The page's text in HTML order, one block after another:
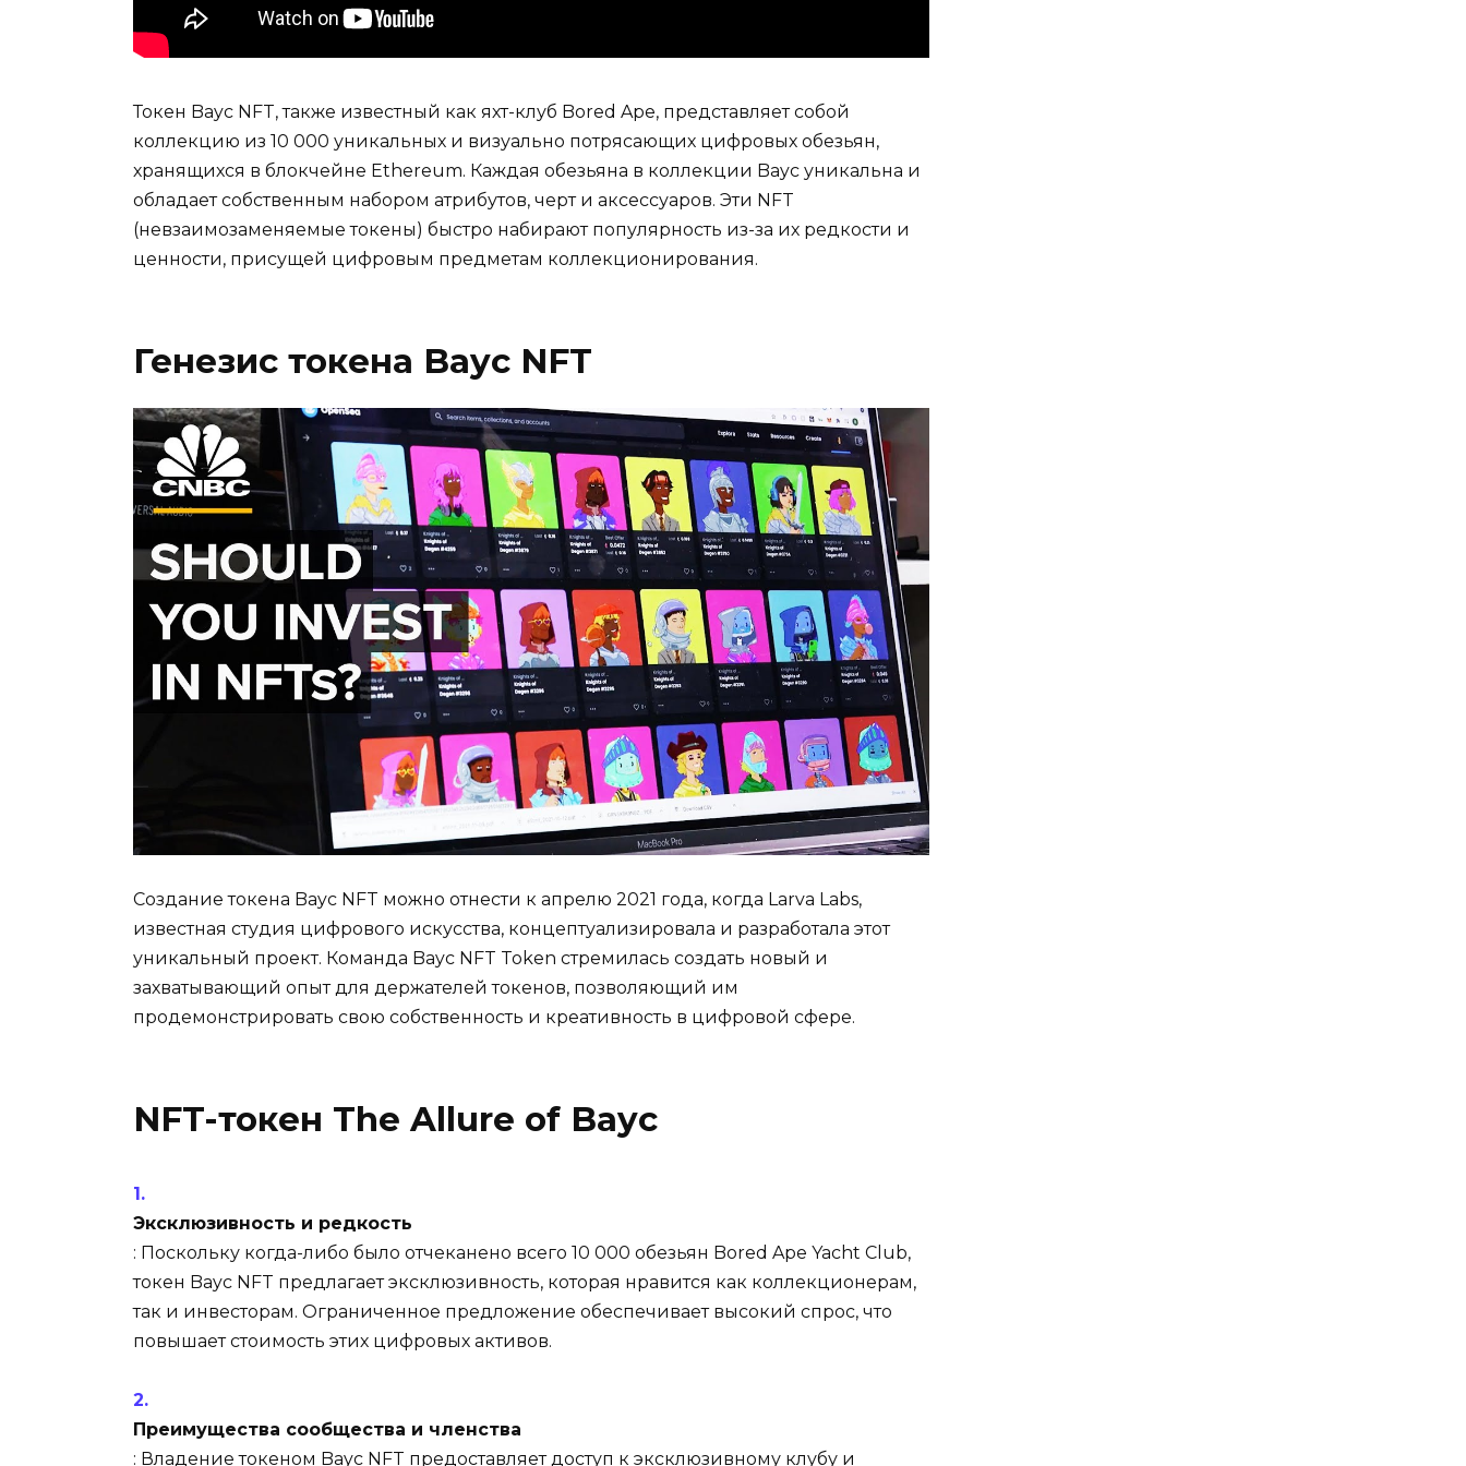
Токен Bayc NFT, также известный как яхт-клуб Bored Ape, представляет собой
коллекцию из 10 000 уникальных и визуально потрясающих цифровых обезьян,
хранящихся в блокчейне Ethereum. Каждая обезьяна в коллекции Bayc уникальна и
обладает собственным набором атрибутов, черт и аксессуаров. Эти NFT
(невзаимозаменяемые токены) быстро набирают популярность из-за их редкости и
ценности, присущей цифровым предметам коллекционирования.
Генезис токена Bayc NFT
Создание токена Bayc NFT можно отнести к апрелю 2021 года, когда Larva Labs,
известная студия цифрового искусства, концептуализировала и разработала этот
уникальный проект. Команда Bayc NFT Token стремилась создать новый и
захватывающий опыт для держателей токенов, позволяющий им
продемонстрировать свою собственность и креативность в цифровой сфере.
NFT-токен The Allure of Bayc
Эксклюзивность и редкость
: Поскольку когда-либо было отчеканено всего 10 000 обезьян Bored Ape Yacht Club,
токен Bayc NFT предлагает эксклюзивность, которая нравится как коллекционерам,
так и инвесторам. Ограниченное предложение обеспечивает высокий спрос, что
повышает стоимость этих цифровых активов.
Преимущества сообщества и членства
: Владение токеном Bayc NFT предоставляет доступ к эксклюзивному клубу и